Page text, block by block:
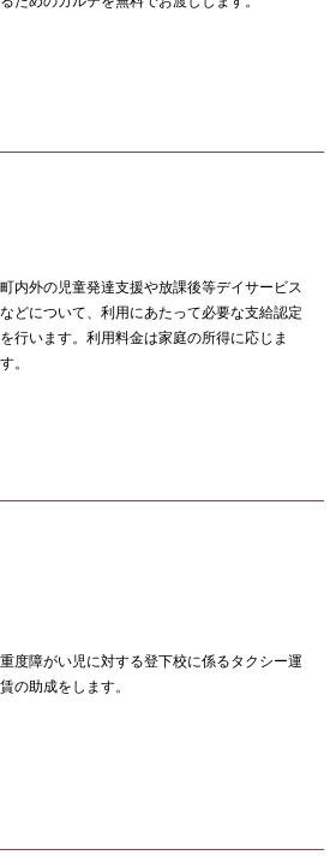
町内外の児童発達支援や放課後等デイサービス
などについて、利用にあたって必要な支給認定
を行います。利用料金は家庭の所得に応じま
す。
重度障がい児に対する登下校に係るタクシー運
賃の助成をします。